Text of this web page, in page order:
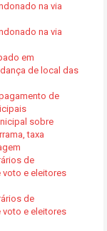
na via
na via
em
de local das
de
sobre
taxa
de
e eleitores
de
e eleitores